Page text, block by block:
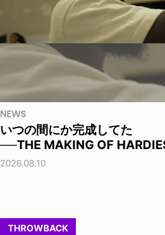
NEWS
いつの間にか完成してた
──THE MAKING OF
2026.08.10
THROWBACK